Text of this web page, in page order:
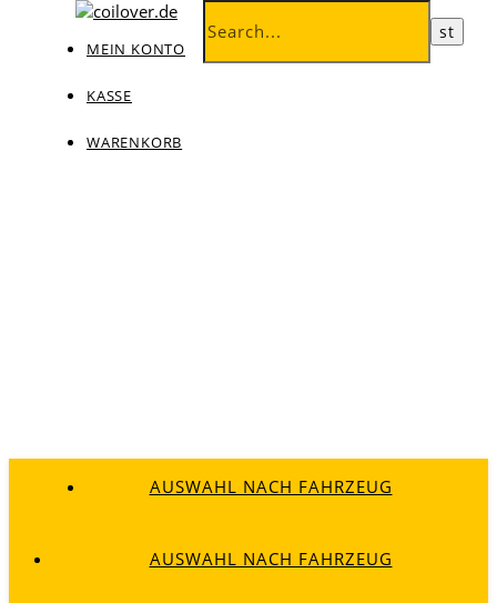
MEIN KONTO
KASSE
WARENKORB
AUSWAHL NACH FAHRZEUG
AUSWAHL NACH FAHRZEUG